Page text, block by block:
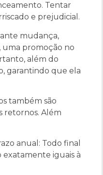
Tentar
e prejudicial.
mudança,
uma promoção no
além do
garantindo que ela
também são
retornos. Além
anual: Todo final
exatamente iguais à